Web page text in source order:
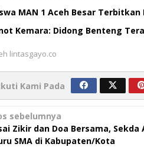
MAN 1 Aceh Besar
Kemara: Didong Benteng
lintasgayo.co
Kami Pada
sebelumnya
Zikir dan Doa Bersama, Sekda
SMA di Kabupaten/Kota